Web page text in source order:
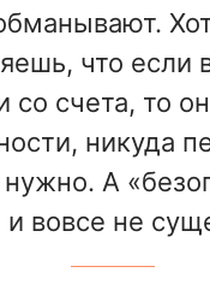
что если
со счета, то
никуда
нужно. А
и вовсе не